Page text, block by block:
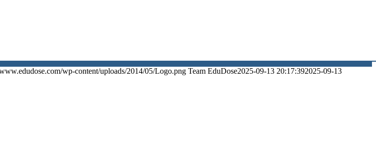
wp-content/uploads/2014/05/Logo.png Team EduDose2025-09-13 20:17:392025-09-13